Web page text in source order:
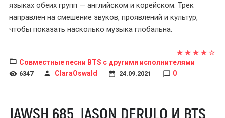
языках обеих групп — английском и корейском. Трек
направлен на смешение звуков, проявлений и культур,
чтобы показать насколько музыка глобальна.
Совместные песни BTS с другими исполнителями
6347 ClaraOswald 24.09.2021 0
JAWSH 685, JASON DERULO И BTS